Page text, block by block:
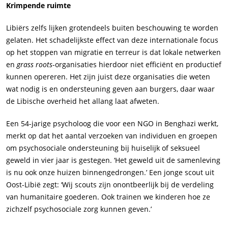
Krimpende ruimte
Libiërs zelfs lijken grotendeels buiten beschouwing te worden
gelaten. Het schadelijkste effect van deze internationale focus
op het stoppen van migratie en terreur is dat lokale netwerken
engrass roots-organisaties hierdoor niet efficiënt en productief
kunnen opereren. Het zijn juist deze organisaties die weten
wat nodig is en ondersteuning geven aan burgers, daar waar
de Libische overheid het allang laat afweten.
Een 54-jarige psycholoog die voor een NGO in Benghazi werkt,
merkt op dat het aantal verzoeken van individuen en groepen
om psychosociale ondersteuning bij huiselijk of seksueel
geweld in vier jaar is gestegen. ‘Het geweld uit de samenleving
is nu ook onze huizen binnengedrongen.’ Een jonge scout uit
Oost-Libië zegt: ‘Wij scouts zijn onontbeerlijk bij de verdeling
van humanitaire goederen. Ook trainen we kinderen hoe ze
zichzelf psychosociale zorg kunnen geven.’